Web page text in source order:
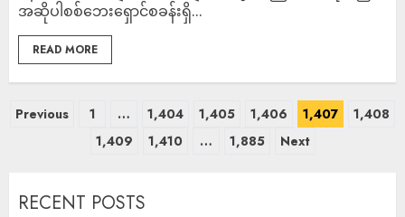
အဆိုပါစစ်ဘေးရှောင်စခန်းရှိ...
READ MORE
Previous 1 … 1,404 1,405 1,406 1,407
1,408
1,409
1,410 … 1,885 Next
RECENT POSTS